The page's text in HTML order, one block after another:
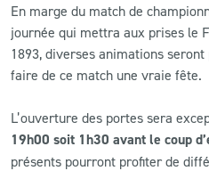
L’APP DU LS
LS ACADEMY CAMPS
PRESSE ET MEDIAS
En marge du match de
journée qui mettra aux prises le
1893, diverses animations
faire de ce match une vraie fête.
L’ouverture des portes sera
19h00 soit 1h30 avant le coup
présents pourront profiter de